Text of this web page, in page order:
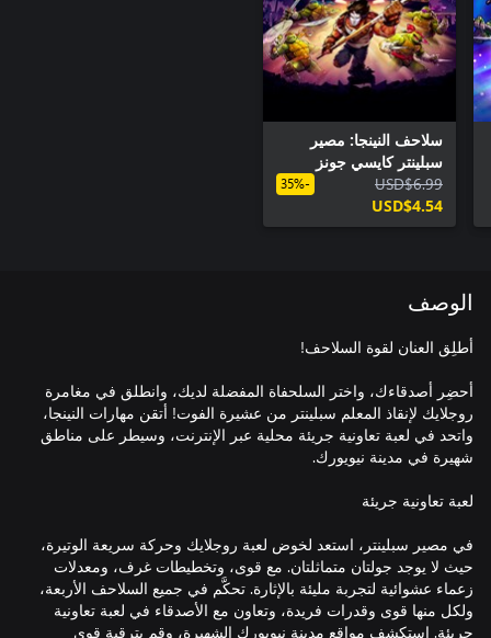
سلاحف النينجا: مصير
سبلينتر كايسي جونز
وازدحام ساحة الخردة
USD$6.99
USD$4.54
-35%
الوصف
أحضِر أصدقاءك، واختر السلحفاة المفضلة لديك، وانطلق في مغامرة
روجلايك لإنقاذ المعلم سبلينتر من عشيرة الفوت! أتقن مهارات النينجا،
واتحد في لعبة تعاونية جريئة محلية عبر الإنترنت، وسيطر على مناطق
في مصير سبلينتر، استعد لخوض لعبة روجلايك وحركة سريعة الوتيرة،
حيث لا يوجد جولتان متماثلتان. مع قوى، وتخطيطات غرف، ومعدلات
زعماء عشوائية لتجربة مليئة بالإثارة. تحكَّم في جميع السلاحف الأربعة،
ولكل منها قوى وقدرات فريدة، وتعاون مع الأصدقاء في لعبة تعاونية
جريئة. استكشف مواقع مدينة نيويورك الشهيرة، وقم بترقية قوى